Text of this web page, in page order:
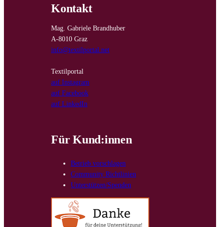
Kontakt
Mag. Gabriele Brandhuber
A-8010 Graz
info@textilportal.net
Textilportal
auf Instagram
auf Facebook
auf LinkedIn
Für Kund:innen
Betrieb vorschlagen
Community Richtlinien
Unterstützen/Spenden